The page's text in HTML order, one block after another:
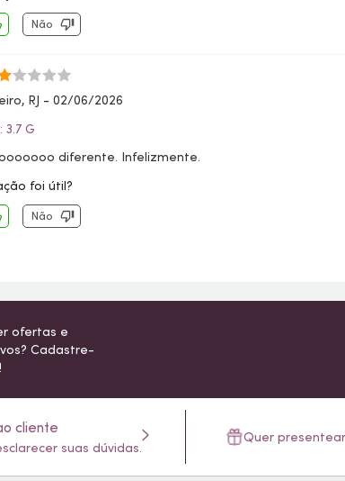
Não
RJ - 02/06/2026
3.7 G
diferente. Infelizmente.
foi útil?
Não
ofertas e
Cadastre-
cliente
suas dúvidas.
Quer